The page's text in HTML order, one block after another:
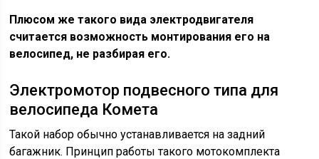
Плюсом же такого вида электродвигателя
считается возможность монтирования его на
велосипед, не разбирая его.
Электромотор подвесного типа для
велосипеда Комета
Такой набор обычно устанавливается на задний
багажник. Принцип работы такого мотокомплекта